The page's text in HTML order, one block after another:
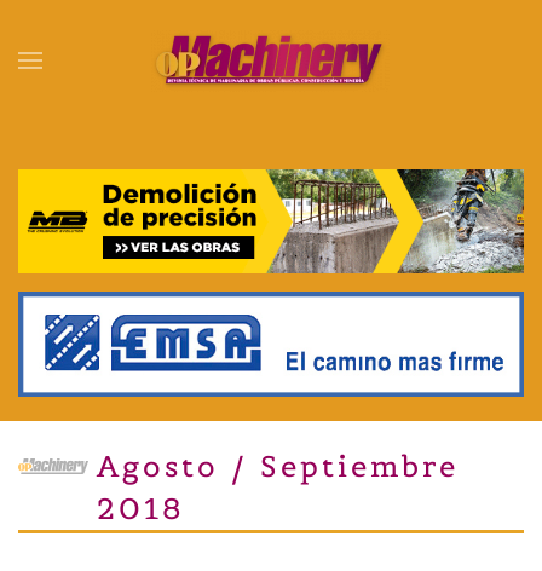
Skip to main content
Agosto / Septiembre
2018